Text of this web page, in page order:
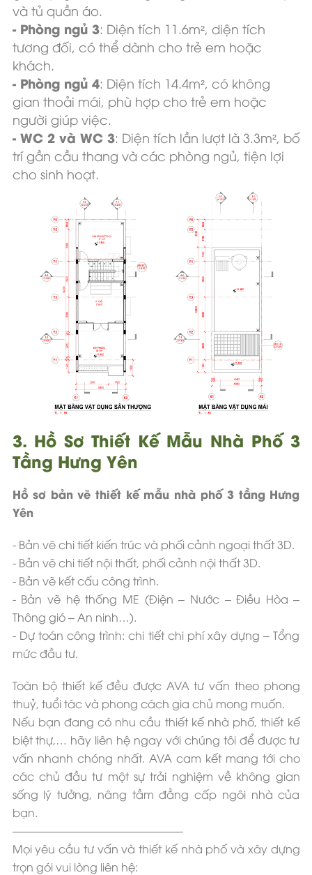
và tủ quần áo.
- Phòng ngủ 3: Diện tích 11.6m², diện tích
tương đối, có thể dành cho trẻ em hoặc
khách.
- Phòng ngủ 4: Diện tích 14.4m², có không
gian thoải mái, phù hợp cho trẻ em hoặc
người giúp việc.
- WC 2 và WC 3: Diện tích lần lượt là 3.3m², bố
trí gần cầu thang và các phòng ngủ, tiện lợi
cho sinh hoạt.
3. Hồ Sơ Thiết Kế Mẫu Nhà Phố 3
Tầng Hưng Yên
Hồ sơ bản vẽ thiết kế mẫu nhà phố 3 tầng Hưng
Yên
- Bản vẽ chi tiết kiến trúc và phối cảnh ngoại thất 3D.
- Bản vẽ chi tiết nội thất, phối cảnh nội thất 3D.
- Bản vẽ kết cấu công trình.
- Bản vẽ hệ thống ME (Điện – Nước – Điều Hòa –
Thông gió – An ninh…).
- Dự toán công trình: chi tiết chi phí xây dựng – Tổng
mức đầu tư.
Toàn bộ thiết kế đều được AVA tư vấn theo phong
thuỷ, tuổi tác và phong cách gia chủ mong muốn.
Nếu bạn đang có nhu cầu thiết kế nhà phố, thiết kế
biệt thự,… hãy liên hệ ngay với chúng tôi để được tư
vấn nhanh chóng nhất. AVA cam kết mang tới cho
các chủ đầu tư một sự trải nghiệm về không gian
sống lý tưởng, nâng tầm đẳng cấp ngôi nhà của
bạn.
———————————————-
Mọi yêu cầu tư vấn và thiết kế nhà phố và xây dựng
trọn gói vui lòng liên hệ: